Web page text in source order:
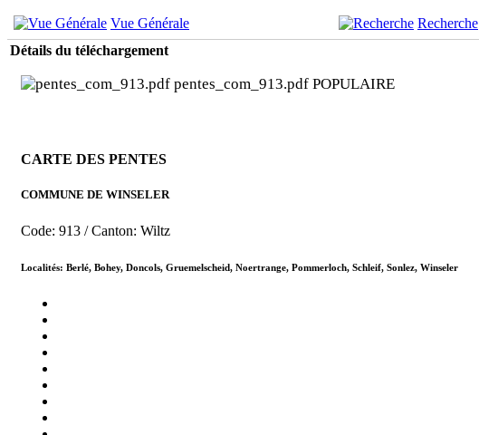
Vue Générale Recherche
Détails du téléchargement
pentes_com_913.pdf POPULAIRE
CARTE DES PENTES
COMMUNE DE WINSELER
Code: 913 / Canton: Wiltz
Localités: Berlé, Bohey, Doncols, Gruemelscheid, Noertrange, Pommerloch, Schleif, Sonlez, Winseler